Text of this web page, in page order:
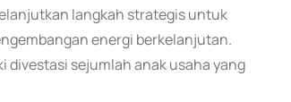
langkah strategis untuk
energi berkelanjutan.
sejumlah anak usaha yang